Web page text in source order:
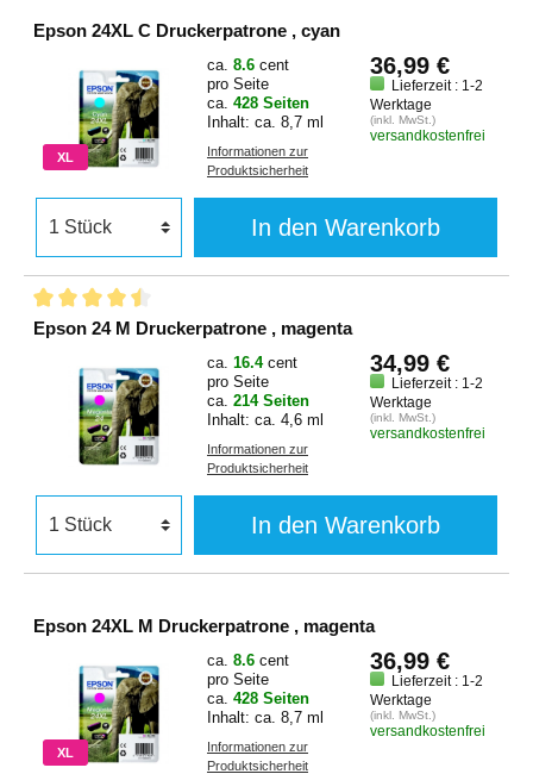
Epson 24XL C Druckerpatrone , cyan
XL
ca. 8.6 cent
pro Seite
ca. 428 Seiten
Inhalt: ca. 8,7 ml
Informationen zur
Produktsicherheit
36,99 €
Lieferzeit : 1-2
Werktage
(inkl. MwSt.)
versandkostenfrei
In den Warenkorb
Epson 24 M Druckerpatrone , magenta
ca. 16.4 cent
pro Seite
ca. 214 Seiten
Inhalt: ca. 4,6 ml
Informationen zur
Produktsicherheit
34,99 €
Lieferzeit : 1-2
Werktage
(inkl. MwSt.)
versandkostenfrei
In den Warenkorb
Epson 24XL M Druckerpatrone , magenta
XL
ca. 8.6 cent
pro Seite
ca. 428 Seiten
Inhalt: ca. 8,7 ml
Informationen zur
Produktsicherheit
36,99 €
Lieferzeit : 1-2
Werktage
(inkl. MwSt.)
versandkostenfrei